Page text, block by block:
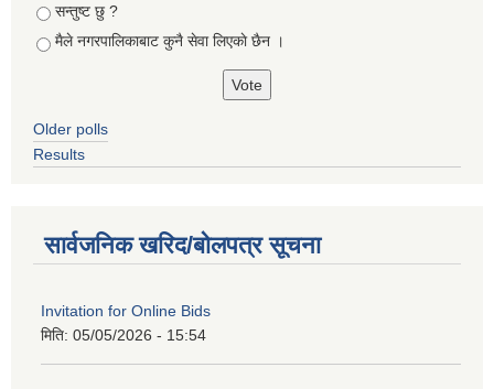
सन्तुष्ट छु ?
मैले नगरपालिकाबाट कुनै सेवा लिएकाे छैन ।
Older polls
Results
सार्वजनिक खरिद/बोलपत्र सूचना
Invitation for Online Bids
मिति: 05/05/2026 - 15:54